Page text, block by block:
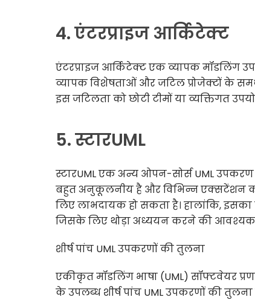
4. एंटरप्राइज आर्किटेक्ट
एंटरप्राइज आर्किटेक्ट एक व्यापक मॉडलिंग
व्यापक विशेषताओं और जटिल प्रोजेक्टों के
इस जटिलता को छोटी टीमों या व्यक्तिगत
5. स्टारUML
स्टारUML एक अन्य ओपन-सोर्स UML
बहुत अनुकूलनीय है और विभिन्न एक्सटेंशन
लिए लाभदायक हो सकता है। हालांकि,
जिसके लिए थोड़ा अध्ययन करने की
शीर्ष पांच UML उपकरणों की तुलना
एकीकृत मॉडलिंग भाषा (UML) सॉफ्टवेयर
के उपलब्ध शीर्ष पांच UML उपकरणों की